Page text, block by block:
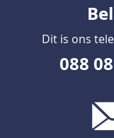
Dit is ons
088